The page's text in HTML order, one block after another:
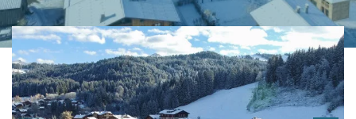
I agree withTerms & Conditions
REGISTER
Already a member! Click here to login.